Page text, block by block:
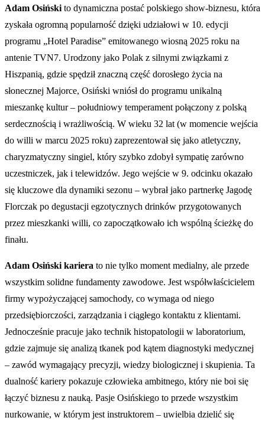
Adam Osiński to dynamiczna postać polskiego show-biznesu, która
zyskała ogromną popularność dzięki udziałowi w 10. edycji
programu „Hotel Paradise” emitowanego wiosną 2025 roku na
antenie TVN7. Urodzony jako Polak z silnymi związkami z
Hiszpanią, gdzie spędził znaczną część dorosłego życia na
słonecznej Majorce, Osiński wniósł do programu unikalną
mieszankę kultur – południowy temperament połączony z polską
serdecznością i wrażliwością. W wieku 32 lat (w momencie wejścia
do willi w marcu 2025 roku) zaprezentował się jako atletyczny,
charyzmatyczny singiel, który szybko zdobył sympatię zarówno
uczestniczek, jak i telewidzów. Jego wejście w 9. odcinku okazało
się kluczowe dla dynamiki sezonu – wybrał jako partnerkę Jagodę
Florczak po degustacji egzotycznych drinków przygotowanych
przez mieszkanki willi, co zapoczątkowało ich wspólną ścieżkę do
finału.
Adam Osiński kariera to nie tylko moment medialny, ale przede
wszystkim solidne fundamenty zawodowe. Jest współwłaścicielem
firmy wypożyczającej samochody, co wymaga od niego
przedsiębiorczości, zarządzania i ciągłego kontaktu z klientami.
Jednocześnie pracuje jako technik histopatologii w laboratorium,
gdzie zajmuje się analizą tkanek pod kątem diagnostyki medycznej
– zawód wymagający precyzji, wiedzy biologicznej i skupienia. Ta
dualność kariery pokazuje człowieka ambitnego, który nie boi się
łączyć biznesu z nauką. Pasje Osińskiego to przede wszystkim
nurkowanie, w którym jest instruktorem – uwielbia dzielić się